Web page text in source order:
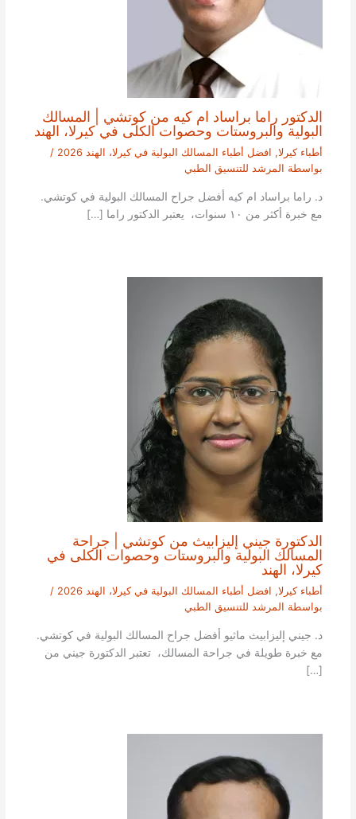
الدكتور راما براساد ام كيه من كوتشي | المسالك
البولية والبروستات وحصوات الكلى في كيرلا، الهند
أطباء كيرلا, افضل أطباء المسالك البولية في كيرلا، الهند 2026
/
بواسطة المرشد للتنسيق الطبي
د. راما براساد ام كيه أفضل جراح المسالك البولية في كوتشي.
مع خبرة أكثر من ١٠ سنوات، يعتبر الدكتور راما […]
الدكتورة جيني إليزابيث من كوتشي | جراحة
المسالك البولية والبروستات وحصوات الكلى في
كيرلا، الهند
أطباء كيرلا, افضل أطباء المسالك البولية في كيرلا، الهند 2026
/
بواسطة المرشد للتنسيق الطبي
د. جيني إليزابيث ماثيو أفضل جراح المسالك البولية في كوتشي.
مع خبرة طويلة في جراحة المسالك، تعتبر الدكتورة جيني من
[…]